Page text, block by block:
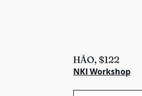
HẢO, $122
NKI Workshop